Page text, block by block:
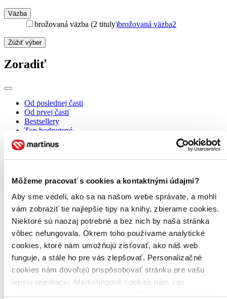
Môžeme pracovať s cookies a kontaktnými údajmi?
Aby sme vedeli, ako sa na našom webe správate, a mohli
vám zobraziť tie najlepšie tipy na knihy, zbierame cookies.
Niektoré sú naozaj potrebné a bez nich by naša stránka
vôbec nefungovala. Okrem toho používame analytické
cookies, ktoré nám umožňujú zisťovať, ako náš web
funguje, a stále ho pre vás zlepšovať. Personalizačné
cookies nám dovoľujú prispôsobovať stránku pre vašu
lepšiu orientáciu. Marketingové cookies nám zas
Väzba
brožovaná väzba (2 tituly)brožovaná väzba2
Zúžiť výber
Zoradiť
Od poslednej časti
Od prvej časti
Bestsellery
Top hodnotené
Novinky
Najdrahšie
Najlacnejšie